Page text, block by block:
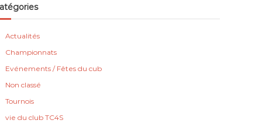
Actualités
Championnats
Evénements / Fêtes du cub
Non classé
Tournois
vie du club TC4S